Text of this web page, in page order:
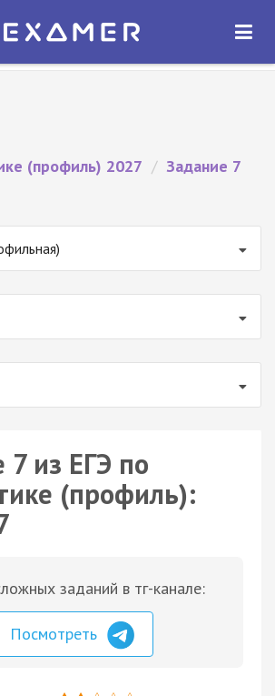
— ЕГЭ 2027
ОТКРЫТЬ
(профиль) 2027 / Задание 7
7 из ЕГЭ по
(профиль):
заданий в тг-канале:
Посмотреть